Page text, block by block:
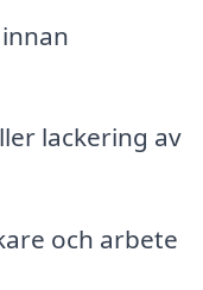
lackering av
och arbete